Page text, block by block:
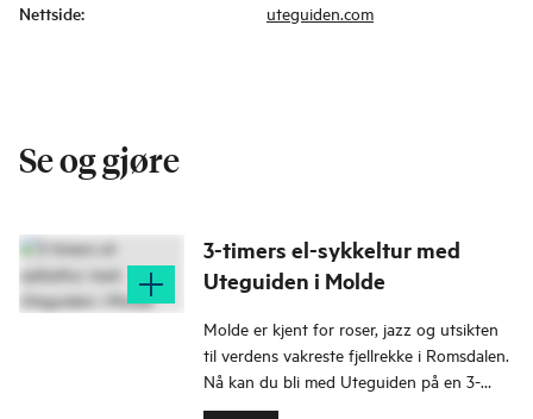
Nettside: uteguiden.com
Se og gjøre
3-timers el-sykkeltur med
Uteguiden i Molde
Molde er kjent for roser, jazz og utsikten
til verdens vakreste fjellrekke i Romsdalen.
Nå kan du bli med Uteguiden på en 3-
timers el-sykkeltur for å utforske denne